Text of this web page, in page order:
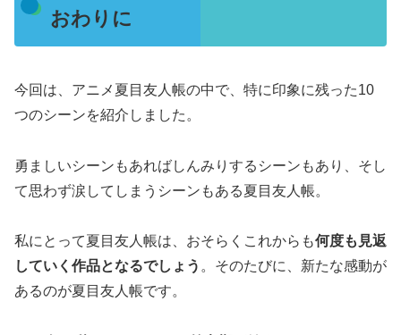
おわりに
今回は、アニメ夏目友人帳の中で、特に印象に残った10
つのシーンを紹介しました。
勇ましいシーンもあればしんみりするシーンもあり、そし
て思わず涙してしまうシーンもある夏目友人帳。
私にとって夏目友人帳は、おそらくこれからも何度も見返
していく作品となるでしょう 。そのたびに、新たな感動が
あるのが夏目友人帳です。